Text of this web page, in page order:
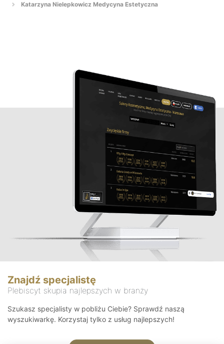
Katarzyna Nielepkowicz Medycyna Estetyczna
Znajdź specjalistę
Plebiscyt skupia najlepszych w branży
Szukasz specjalisty w pobliżu Ciebie? Sprawdź naszą
wyszukiwarkę. Korzystaj tylko z usług najlepszych!